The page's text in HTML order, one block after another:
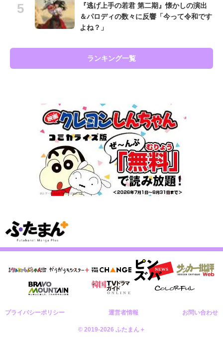
『逃げ上手の若君 第二期』懐かしの演出
＆パロディの数々に反響「今って令和です
よね？」
ランキング一覧
プライバシーポリシー 運営者情報 お問い合わせ
© 2019-2026 ふたまん＋